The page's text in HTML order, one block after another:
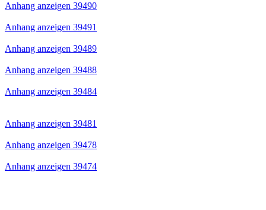
Anhang anzeigen 39490
Anhang anzeigen 39491
Anhang anzeigen 39489
Anhang anzeigen 39488
Anhang anzeigen 39484
Anhang anzeigen 39481
Anhang anzeigen 39478
Anhang anzeigen 39474